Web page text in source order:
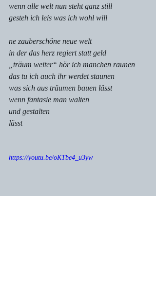
wenn alle welt nun steht ganz still
gesteh ich leis was ich wohl will
ne zauberschöne neue welt
in der das herz regiert statt geld
„träum weiter“ hör ich manchen raunen
das tu ich auch ihr werdet staunen
was sich aus träumen bauen lässt
wenn fantasie man walten
und gestalten
lässt
https://youtu.be/oKTbe4_u3yw